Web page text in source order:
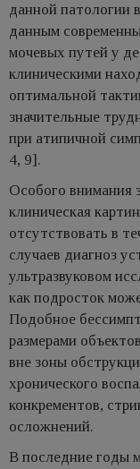
данной патологии
данным
мочевых путей у
клиническими
оптимальной
значительные
при атипичной
4, 9].
Особого внимания
клиническая
отсутствовать в
случаев диагноз
ультразвуковом
как подросток
Подобное
размерами
вне зоны
хронического
конкрементов,
осложнений.
В последние годы